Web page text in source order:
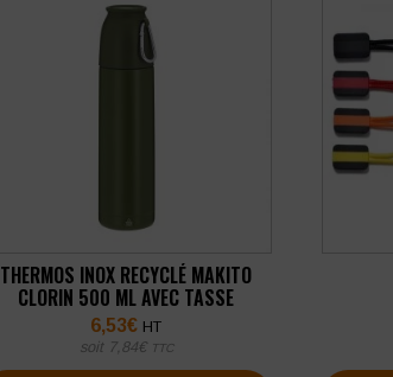
THERMOS INOX RECYCLÉ MAKITO
CLORIN 500 ML AVEC TASSE
6,53€ HT
soit 7,84€ TTC